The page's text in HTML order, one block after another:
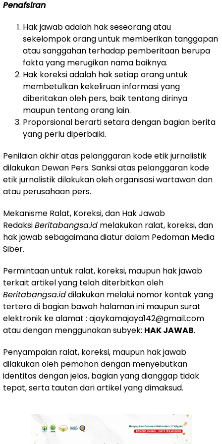
Penafsiran
Hak jawab adalah hak seseorang atau
sekelompok orang untuk memberikan tanggapan
atau sanggahan terhadap pemberitaan berupa
fakta yang merugikan nama baiknya.
Hak koreksi adalah hak setiap orang untuk
membetulkan kekeliruan informasi yang
diberitakan oleh pers, baik tentang dirinya
maupun tentang orang lain.
Proporsional berarti setara dengan bagian berita
yang perlu diperbaiki.
Penilaian akhir atas pelanggaran kode etik jurnalistik
dilakukan Dewan Pers. Sanksi atas pelanggaran kode
etik jurnalistik dilakukan oleh organisasi wartawan dan
atau perusahaan pers.
Mekanisme Ralat, Koreksi, dan Hak Jawab
RedaksiBeritabangsa.id melakukan ralat, koreksi, dan
hak jawab sebagaimana diatur dalam Pedoman Media
Siber.
Permintaan untuk ralat, koreksi, maupun hak jawab
terkait artikel yang telah diterbitkan oleh
Beritabangsa.iddilakukan melalui nomor kontak yang
tertera di bagian bawah halaman ini maupun surat
elektronik ke alamat : ajaykamajaya142@gmail.com
atau dengan menggunakan subyek: HAK JAWAB.
Penyampaian ralat, koreksi, maupun hak jawab
dilakukan oleh pemohon dengan menyebutkan
identitas dengan jelas, bagian yang dianggap tidak
tepat, serta tautan dari artikel yang dimaksud.